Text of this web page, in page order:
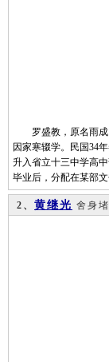
罗盛教，原名雨成
因家寒辍学。民国34
升入省立十三中学高
毕业后，分配在某部
2、 黄继光 舍身